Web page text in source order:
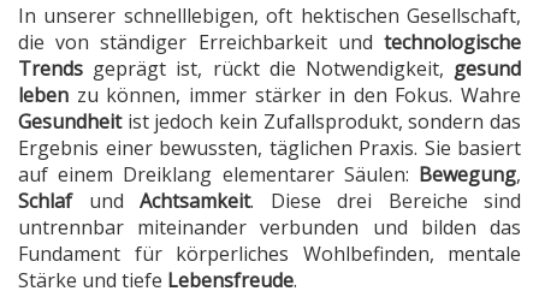
In unserer schnelllebigen, oft hektischen Gesellschaft,
die von ständiger Erreichbarkeit und technologische
Trends geprägt ist, rückt die Notwendigkeit, gesund
leben zu können, immer stärker in den Fokus. Wahre
Gesundheitist jedoch kein Zufallsprodukt, sondern das
Ergebnis einer bewussten, täglichen Praxis. Sie basiert
auf einem Dreiklang elementarer Säulen: Bewegung,
Schlafund Achtsamkeit. Diese drei Bereiche sind
untrennbar miteinander verbunden und bilden das
Fundament für körperliches Wohlbefinden, mentale
Stärke und tiefe Lebensfreude.